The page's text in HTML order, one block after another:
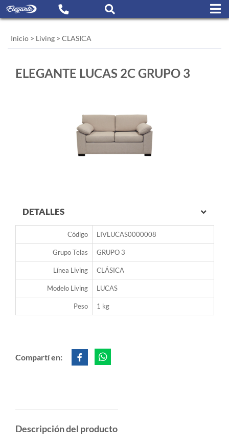
Inicio > Living > CLASICA
ELEGANTE LUCAS 2C GRUPO 3
DETALLES
Código LIVLUCAS0000008
Grupo Telas GRUPO 3
Línea Living CLÁSICA
Modelo Living LUCAS
Peso 1 kg
Compartí en:
Descripción del producto